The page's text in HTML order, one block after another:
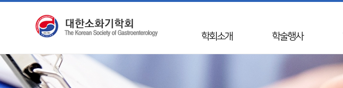
학회소개 학술행사
학술행사 리스트
춘계학술대회
국